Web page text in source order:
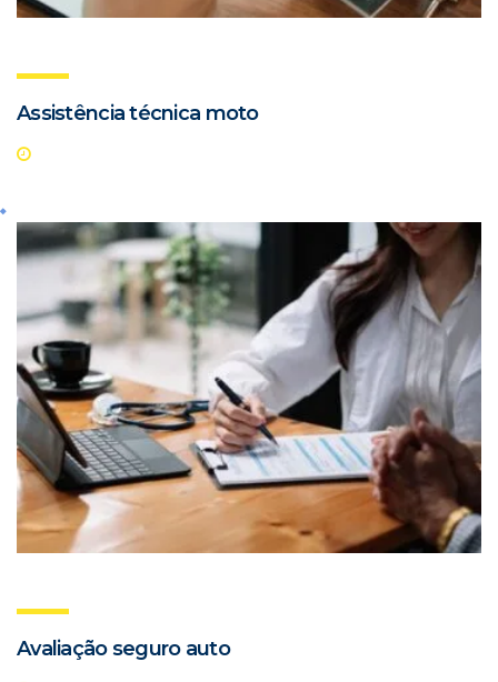
Assistência técnica moto
Avaliação seguro auto